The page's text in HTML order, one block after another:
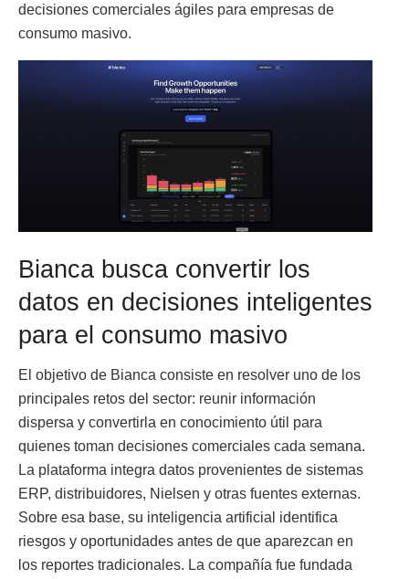
decisiones comerciales ágiles para empresas de
consumo masivo.
Bianca busca convertir los
datos en decisiones inteligentes
para el consumo masivo
El objetivo de Bianca consiste en resolver uno de los
principales retos del sector: reunir información
dispersa y convertirla en conocimiento útil para
quienes toman decisiones comerciales cada semana.
La plataforma integra datos provenientes de sistemas
ERP, distribuidores, Nielsen y otras fuentes externas.
Sobre esa base, su inteligencia artificial identifica
riesgos y oportunidades antes de que aparezcan en
los reportes tradicionales. La compañía fue fundada